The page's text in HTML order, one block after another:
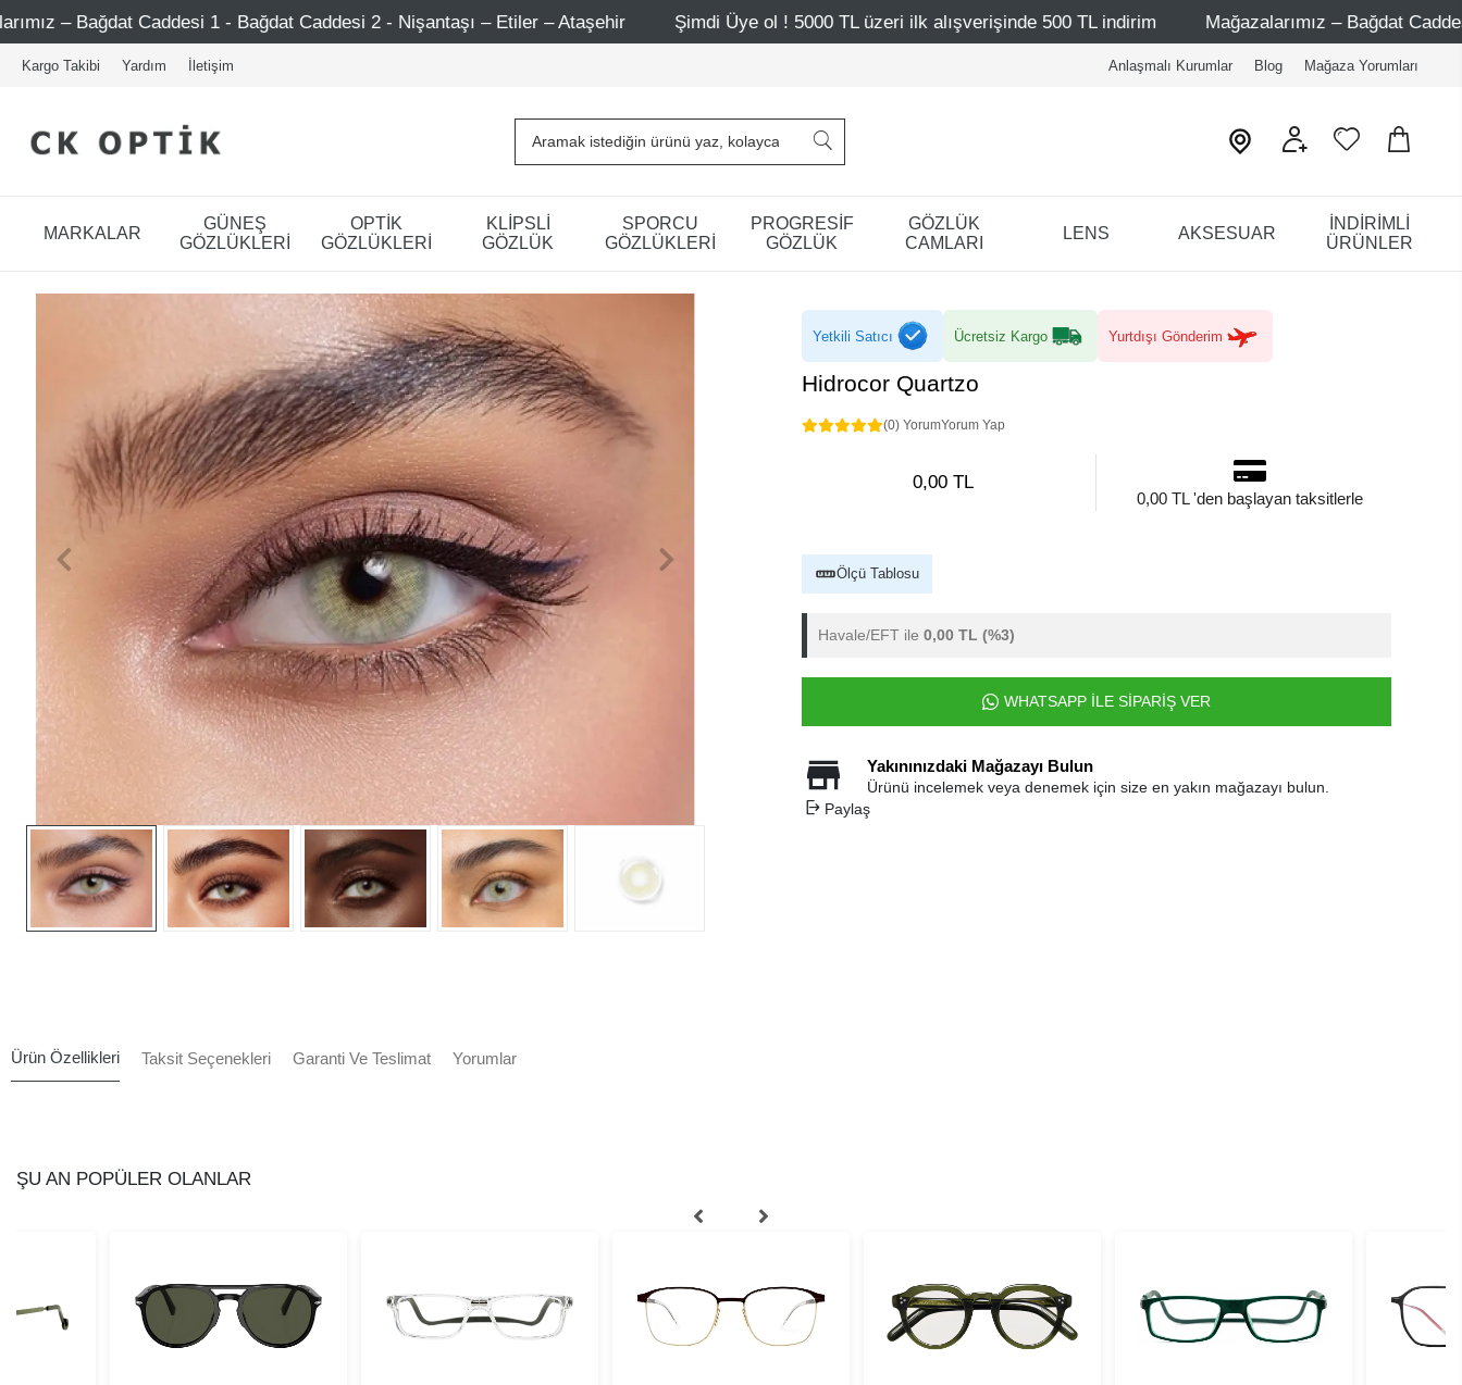
Caddesi 1 - Bağdat Caddesi 2 - Nişantaşı – Etiler – Ataşehir Şimdi Üye ol ! 5000 TL üzeri ilk alışverişinde 500 TL indirim Mağazalarımız – Bağdat Caddesi 1 - Bağdat
Kargo Takibi Yardım İletişim Anlaşmalı Kurumlar Blog Mağaza Yorumları
MARKALAR
GÜNEŞ
GÖZLÜKLERİ
OPTİK
GÖZLÜKLERİ
KLİPSLİ
GÖZLÜK
SPORCU
GÖZLÜKLERİ
PROGRESİF
GÖZLÜK
GÖZLÜK
CAMLARI
LENS AKSESUAR
İNDİRİMLİ
ÜRÜNLER
Yetkili Satıcı Ücretsiz Kargo Yurtdışı Gönderim
Hidrocor Quartzo
(0) YorumYorum Yap
0,00 TL
0,00 TL 'den başlayan taksitlerle
Ölçü Tablosu
Havale/EFT ile 0,00 TL (%3)
WHATSAPP İLE SİPARİŞ VER
Yakınınızdaki Mağazayı Bulun
Ürünü incelemek veya denemek için size en yakın mağazayı bulun.
Paylaş
Ürün Özellikleri Taksit Seçenekleri Garanti Ve Teslimat Yorumlar
ŞU AN POPÜLER OLANLAR